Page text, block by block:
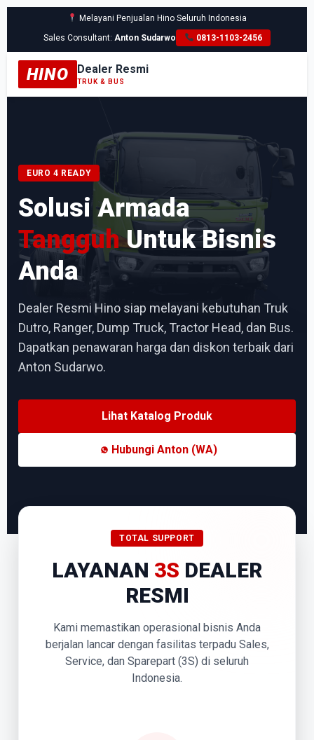
Melayani Penjualan Hino Seluruh Indonesia
Sales Consultant:Anton Sudarwo 0813-1103-2456
HINO Dealer Resmi
TRUK & BUS
EURO 4 READY
Solusi Armada
TangguhUntuk Bisnis
Anda
Dealer Resmi Hino siap melayani kebutuhan Truk
Dutro, Ranger, Dump Truck, Tractor Head, dan Bus.
Dapatkan penawaran harga dan diskon terbaik dari
Anton Sudarwo.
Lihat Katalog Produk
Hubungi Anton (WA)
TOTAL SUPPORT
LAYANAN 3S DEALER
RESMI
Kami memastikan operasional bisnis Anda
berjalan lancar dengan fasilitas terpadu Sales,
Service, dan Sparepart (3S) di seluruh
Indonesia.